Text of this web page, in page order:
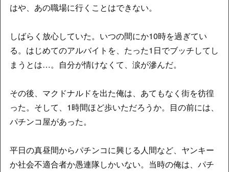
はや、あの職場に行くことはできない。
しばらく放心していた。いつの間にか10時を過ぎてい
る。はじめてのアルバイトを、たった1日でブッチしてし
まうとは…。自分が情けなくて、涙が滲んだ。
その後、マクドナルドを出た俺は、あてもなく街を彷徨
った。そして、1時間ほど歩いただろうか。目の前には、
パチンコ屋があった。
平日の真昼間からパチンコに興じる人間など、ヤンキー
か社会不適合者か愚連隊しかいない。当時の俺は、パチ